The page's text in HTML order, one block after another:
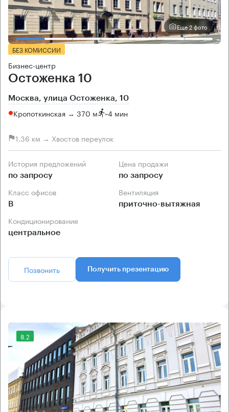
Еще 2 фото
БЕЗ КОМИССИИ
Бизнес-центр
Остоженка 10
Москва, улица Остоженка, 10
Кропоткинская → 370 м ~4 мин
1.36 км → Хвостов переулок
История предложений
по запросу
Цена продажи
по запросу
Класс офисов
B
Вентиляция
приточно-вытяжная
Кондиционирование
центральное
Позвонить Получить презентацию
8.2